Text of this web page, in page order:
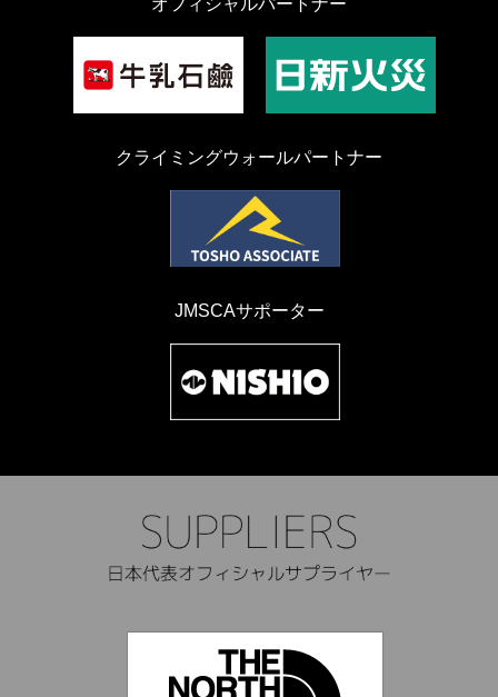
クライミングウォールパートナー
JMSCAサポーター